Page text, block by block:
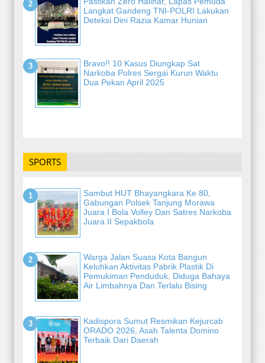
Langkat Gandeng TNI-POLRI Lakukan
Deteksi Dini Razia Kamar Hunian
Bravo!! 10 Kasus Diungkap Sat
Narkoba Polres Sergai Kurun Waktu
Dua Pekan April 2025
-
SPORTS
Sambut HUT Bhayangkara Ke 80,
Gabungan Polsek Tanjung Morawa
Juara I Bola Volley Dan Satres Narkoba
Juara II Sepakbola
Warga Jalan Suasa Kota Bangun
Keluhkan Aktivitas Pabrik Plastik Di
Pemukiman Penduduk, Diduga Bahaya
Air Limbahnya Dan Terlalu Bising
Kadispora Sumut Resmikan Kejurcab
ORADO 2026, Asah Talenta Domino
Terbaik Dari Daerah